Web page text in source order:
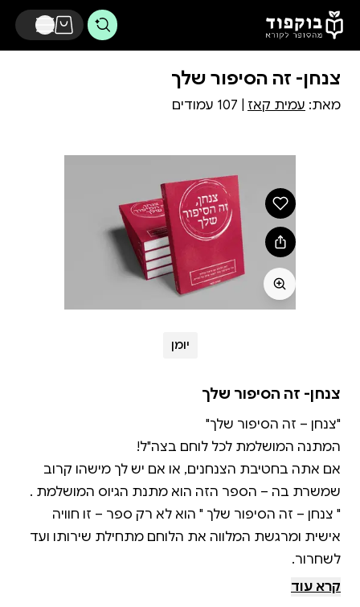
דלג לתוכן הראשי
צנחן- זה הסיפור שלך
מאת: עמית קאז
יומן
צנחן- זה הסיפור שלך
אם אתה בחטיבת הצנחנים, או אם יש לך מישהו קרוב
" צנחן – זה הסיפור שלך " הוא לא רק ספר – זו חוויה
אישית ומרגשת המלווה את הלוחם מתחילת שירותו ועד
הספר כולל שאלות שמזמינות את הלוחם לשתף את
קרא עוד